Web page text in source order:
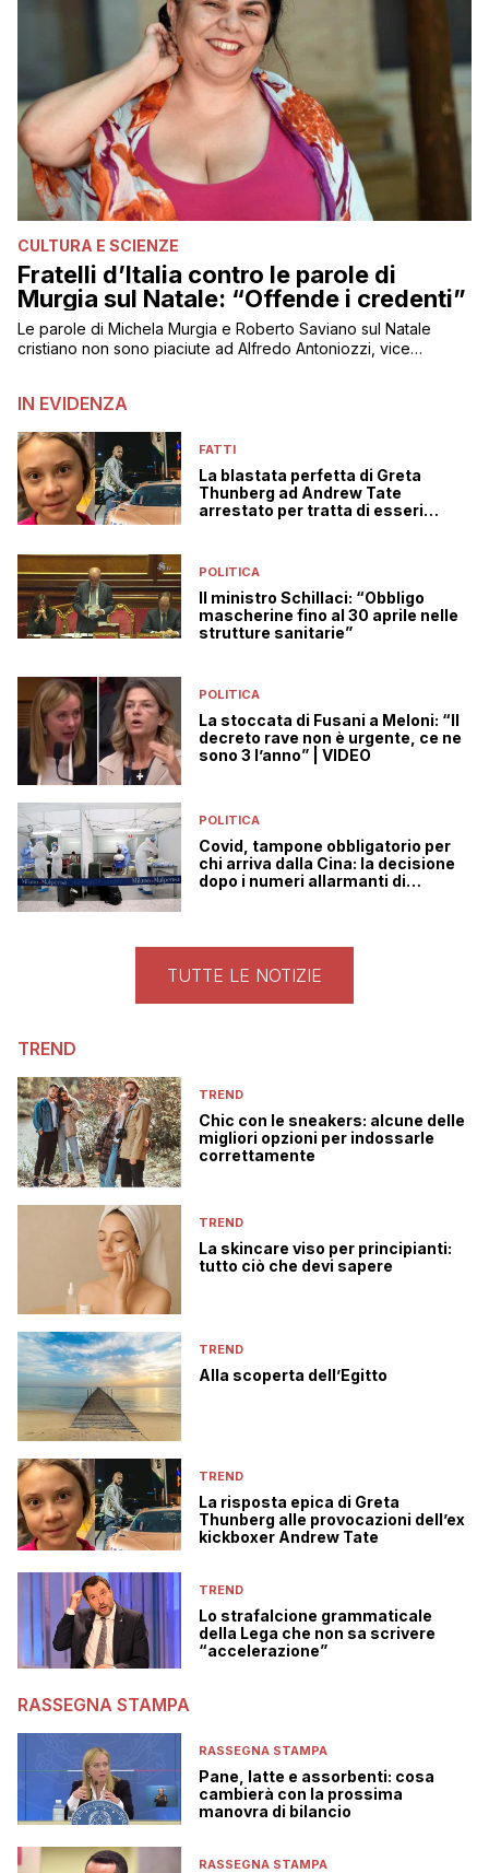
CULTURA E SCIENZE
Fratelli d’Italia contro le parole di
Murgia sul Natale: “Offende i credenti”
Le parole di Michela Murgia e Roberto Saviano sul Natale
cristiano non sono piaciute ad Alfredo Antoniozzi, vice
IN EVIDENZA
FATTI
La blastata perfetta di Greta
Thunberg ad Andrew Tate
arrestato per tratta di esseri
POLITICA
Il ministro Schillaci: “Obbligo
mascherine fino al 30 aprile nelle
strutture sanitarie”
POLITICA
La stoccata di Fusani a Meloni: “Il
decreto rave non è urgente, ce ne
sono 3 l’anno” | VIDEO
POLITICA
Covid, tampone obbligatorio per
chi arriva dalla Cina: la decisione
dopo i numeri allarmanti di
TUTTE LE NOTIZIE
TREND
TREND
Chic con le sneakers: alcune delle
migliori opzioni per indossarle
correttamente
TREND
La skincare viso per principianti:
tutto ciò che devi sapere
TREND
Alla scoperta dell’Egitto
TREND
La risposta epica di Greta
Thunberg alle provocazioni dell’ex
kickboxer Andrew Tate
TREND
Lo strafalcione grammaticale
della Lega che non sa scrivere
“accelerazione”
RASSEGNA STAMPA
RASSEGNA STAMPA
Pane, latte e assorbenti: cosa
cambierà con la prossima
manovra di bilancio
RASSEGNA STAMPA